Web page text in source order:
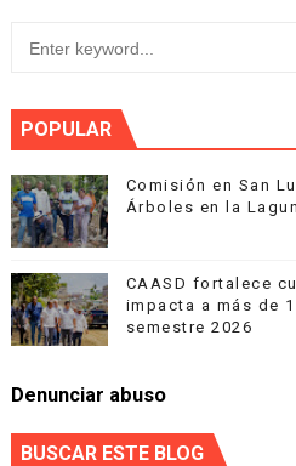
POPULAR
Comisión en San
Árboles en la
CAASD fortalece
impacta a más de
semestre 2026
Denunciar abuso
BUSCAR ESTE BLOG